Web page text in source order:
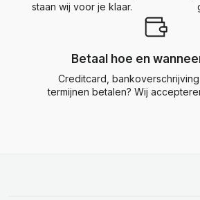
staan wij voor je klaar.
Betaal hoe en
Creditcard,
termijnen betalen? Wij